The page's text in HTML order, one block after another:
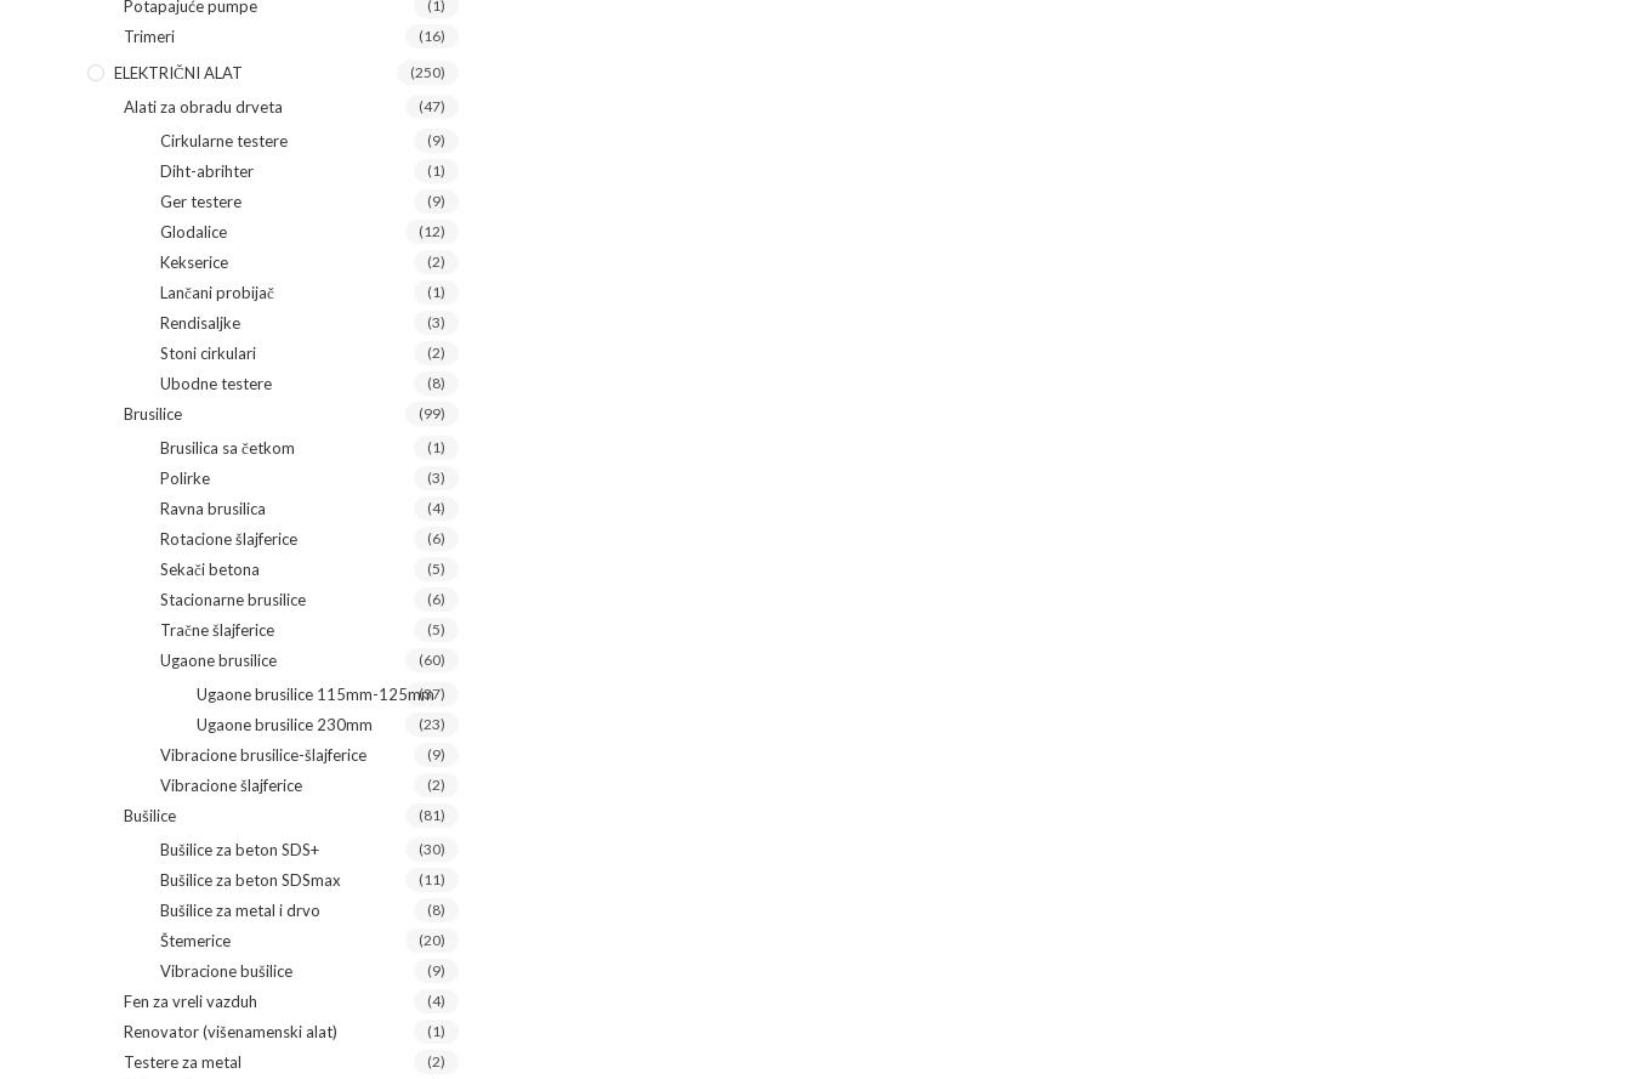
Potapajuće pumpe (1)
Trimeri (16)
ELEKTRIČNI ALAT (250)
Alati za obradu drveta (47)
Cirkularne testere (9)
Diht-abrihter (1)
Ger testere (9)
Glodalice (12)
Kekserice (2)
Lančani probijač (1)
Rendisaljke (3)
Stoni cirkulari (2)
Ubodne testere (8)
Brusilice (99)
Brusilica sa četkom (1)
Polirke (3)
Ravna brusilica (4)
Rotacione šlajferice (6)
Sekači betona (5)
Stacionarne brusilice (6)
Tračne šlajferice (5)
Ugaone brusilice (60)
Ugaone brusilice 115mm-125mm
(37)
Ugaone brusilice 230mm (23)
Vibracione brusilice-šlajferice (9)
Vibracione šlajferice (2)
Bušilice (81)
Bušilice za beton SDS+ (30)
Bušilice za beton SDSmax (11)
Bušilice za metal i drvo (8)
Štemerice (20)
Vibracione bušilice (9)
Fen za vreli vazduh (4)
Renovator (višenamenski alat) (1)
Testere za metal (2)